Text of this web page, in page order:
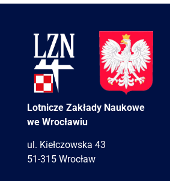
Lotnicze Zakłady Naukowe
we Wrocławiu
ul. Kiełczowska 43
51-315 Wrocław